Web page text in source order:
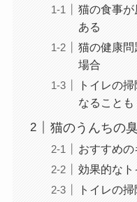
猫の食事
ある
猫の健康
場合
トイレの
なることも
猫のうんちの
おすすめ
効果的な
トイレの